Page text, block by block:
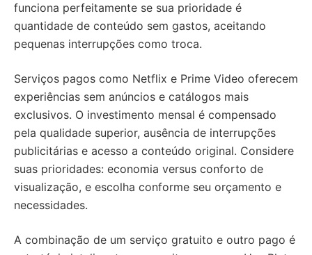
funciona perfeitamente se sua prioridade é
quantidade de conteúdo sem gastos, aceitando
pequenas interrupções como troca.
Serviços pagos como Netflix e Prime Video oferecem
experiências sem anúncios e catálogos mais
exclusivos. O investimento mensal é compensado
pela qualidade superior, ausência de interrupções
publicitárias e acesso a conteúdo original. Considere
suas prioridades: economia versus conforto de
visualização, e escolha conforme seu orçamento e
necessidades.
A combinação de um serviço gratuito e outro pago é